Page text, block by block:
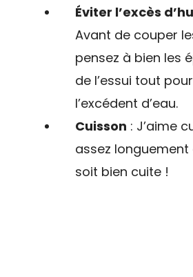
Éviter l’excès
Avant de couper
pensez à bien les
de l’essui tout
l’excédent d’eau.
Cuisson : J’aime
assez longuement
soit bien cuite !